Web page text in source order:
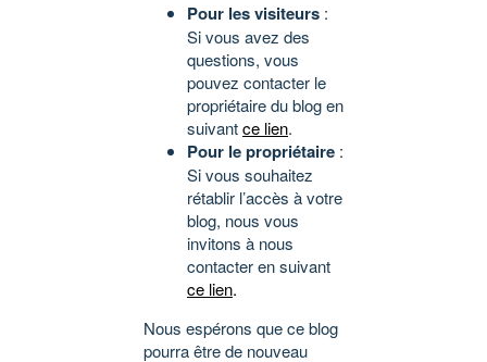
Pour les visiteurs :
Si vous avez des
questions, vous
pouvez contacter le
propriétaire du blog en
suivantce lien.
Pour le propriétaire :
Si vous souhaitez
rétablir l’accès à votre
blog, nous vous
invitons à nous
contacter en suivant
ce lien.
Nous espérons que ce blog
pourra être de nouveau